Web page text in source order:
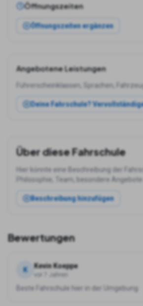
Öffnungszeiten
Öffnungszeiten ergänzen
Angebotene Leistungen
Führerscheinklassen, Sprachen,
Deine Fahrschule?
Über diese Fahrschule
Hier könnte eine Beschreibung der
Philosophie, Team, besondere Angebote
Beschreibung hinzufügen
Bewertungen
K Kevin Koeppe
vor 7 Jahren
Beste Fahrschule hier in der Umgebung.